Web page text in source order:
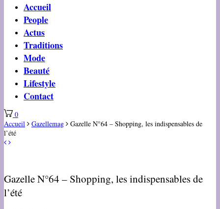
Accueil
People
Actus
Traditions
Mode
Beauté
Lifestyle
Contact
0
Accueil
Gazellemag
Gazelle N°64 – Shopping, les indispensables de
l’été
Gazelle N°64 – Shopping, les indispensables de
l’été